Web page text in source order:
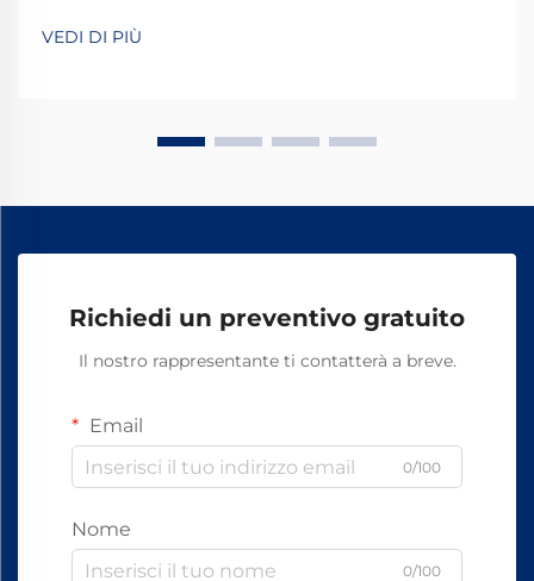
elementi di fissaggio fondamentali che assicurano i
binari alle traverse ferroviarie, i chiodi a cane per
VEDI DI PIÙ
Richiedi un preventivo gratuito
Il nostro rappresentante ti contatterà a breve.
Email
0/100
Nome
0/100